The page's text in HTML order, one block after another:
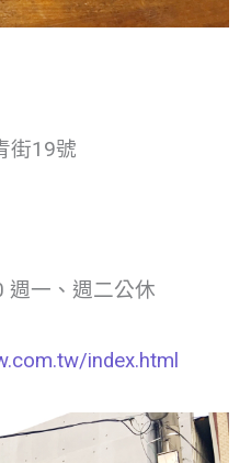
街19號
週一、週二公休
index.html